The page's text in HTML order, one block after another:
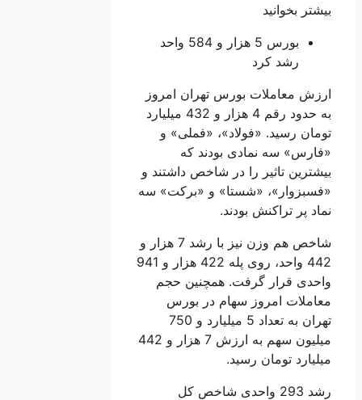
بیشتر بخوانید
بورس 5 هزار و 584 واحد
رشد کرد
ارزش معاملات بورس تهران امروز
به حدود رقم 4 هزار و 432 میلیارد
تومان رسید. «فولاد»، «فملی» و
«فارس» سه نمادی بودند که
بیشترین تاثیر را در شاخص داشتند و
«فسبزوار»، «شستا» و «برکت» سه
نماد پر تراکنش بودند.
شاخص هم وزن نیز با رشد 7 هزار و
442 واحد، روی پله 422 هزار و 941
واحدی قرار گرفت. همچنین حجم
معاملات امروز سهام در بورس
تهران به تعداد 5 میلیارد و 750
میلیون سهم به ارزش 7 هزار و 442
میلیارد تومان رسید.
رشد 293 واحدی شاخص کل